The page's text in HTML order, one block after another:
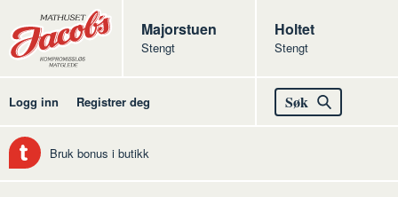
Butikker
Jacobs
Majorstuen
Stengt
Jacobs
Holtet
Stengt
Logg inn Registrer deg Søk
Bruk bonus i butikk